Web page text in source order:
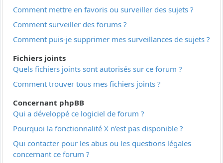
Comment mettre en favoris ou surveiller des sujets ?
Comment surveiller des forums ?
Comment puis-je supprimer mes surveillances de sujets ?
Fichiers joints
Quels fichiers joints sont autorisés sur ce forum ?
Comment trouver tous mes fichiers joints ?
Concernant phpBB
Qui a développé ce logiciel de forum ?
Pourquoi la fonctionnalité X n’est pas disponible ?
Qui contacter pour les abus ou les questions légales
concernant ce forum ?